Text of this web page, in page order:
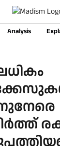
Analysis